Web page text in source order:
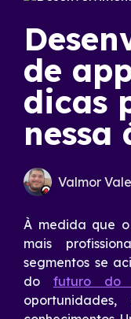
de
dicas
nessa
Valmor
À medida que
mais
segmentos se
do
futuro do